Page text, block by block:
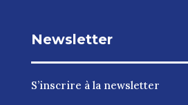
Newsletter
S’inscrire à la newsletter